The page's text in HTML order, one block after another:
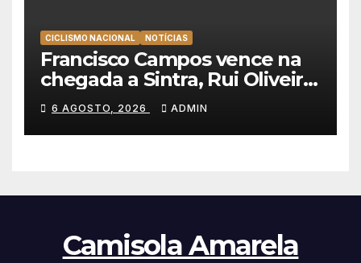
CICLISMO NACIONAL NOTÍCIAS
Francisco Campos vence na
chegada a Sintra, Rui Oliveira
veste de amarelo na Volta a
Portugal
6 AGOSTO, 2026 ADMIN
Camisola Amarela